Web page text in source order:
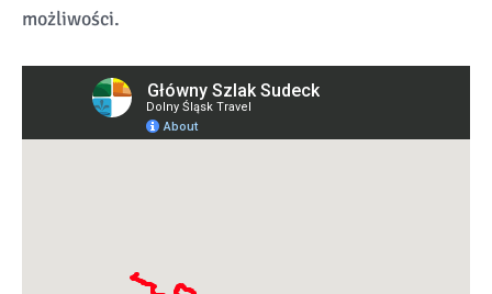
możliwości.